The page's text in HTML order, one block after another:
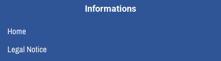
Informations
Home
Legal Notice